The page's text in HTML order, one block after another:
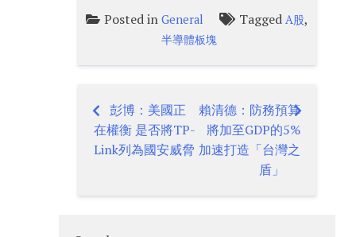
Posted inGeneral TaggedA股,
半導體板塊
Post
navigation
彭博：美國正
在權衡 是否將TP-
Link列為國安威脅
賴清德：防務預算
將加至GDP的5%
加速打造「台灣之
盾」